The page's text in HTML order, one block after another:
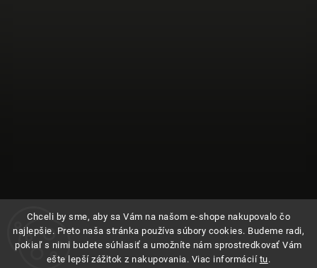
Chceli by sme, aby sa Vám na našom e-shope nakupovalo čo
najlepšie. Preto naša stránka používa súbory cookies. Budeme radi,
pokiaľ s nimi budete súhlasiť a umožníte nám sprostredkovať Vám
ešte lepší zážitok z nakupovania. Viac informácií tu.
Sledovať na Instagrame